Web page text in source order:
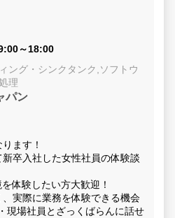
～18:00
ング・シンクタンク,ソフトウ
理
パン
ます！
卒入社した女性社員の体験談
体験したい方大歓迎！
実際に業務を体験できる機会
現場社員とざっくばらんに話せ